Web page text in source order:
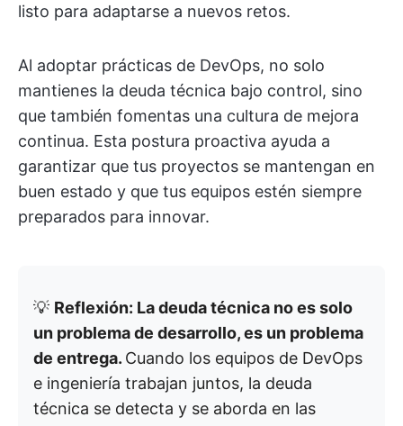
listo para adaptarse a nuevos retos.
Al adoptar prácticas de DevOps, no solo
mantienes la deuda técnica bajo control, sino
que también fomentas una cultura de mejora
continua. Esta postura proactiva ayuda a
garantizar que tus proyectos se mantengan en
buen estado y que tus equipos estén siempre
preparados para innovar.
💡 Reflexión: La deuda técnica no es solo
un problema de desarrollo, es un problema
de entrega. Cuando los equipos de DevOps
e ingeniería trabajan juntos, la deuda
técnica se detecta y se aborda en las